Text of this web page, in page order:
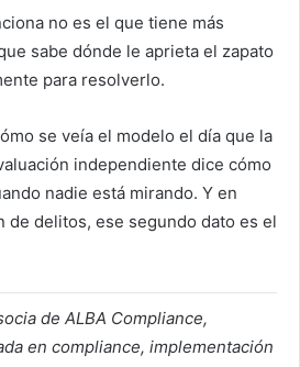
no es el que tiene más
sabe dónde le aprieta el zapato
para resolverlo.
se veía el modelo el día que la
independiente dice cómo
nadie está mirando. Y en
de delitos, ese segundo dato es el
de ALBA Compliance,
en compliance, implementación